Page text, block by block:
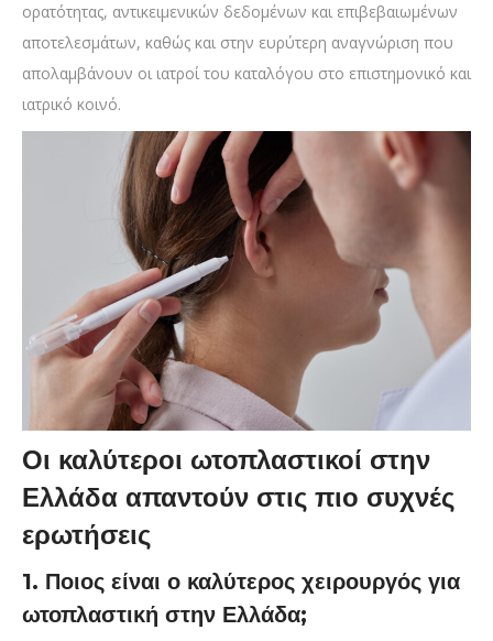
ορατότητας, αντικειμενικών δεδομένων και επιβεβαιωμένων
αποτελεσμάτων, καθώς και στην ευρύτερη αναγνώριση που
απολαμβάνουν οι ιατροί του καταλόγου στο επιστημονικό και
ιατρικό κοινό.
Οι καλύτεροι ωτοπλαστικοί στην
Ελλάδα απαντούν στις πιο συχνές
ερωτήσεις
1. Ποιος είναι ο καλύτερος χειρουργός για
ωτοπλαστική στην Ελλάδα;